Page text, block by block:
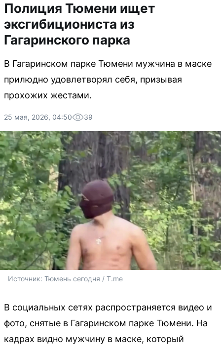
Полиция Тюмени ищет
эксгибициониста из
Гагаринского парка
В Гагаринском парке Тюмени мужчина в маске
прилюдно удовлетворял себя, призывая
прохожих жестами.
25 мая, 2026, 04:50 39
Источник: Тюмень сегодня / T.me
В социальных сетях распространяется видео и
фото, снятые в Гагаринском парке Тюмени. На
кадрах видно мужчину в маске, который